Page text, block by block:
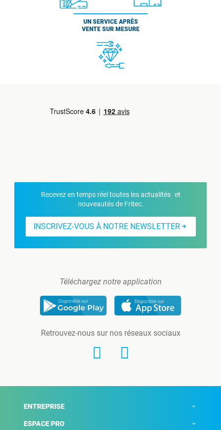
UN SERVICE APRÈS
VENTE SUR MESURE
Recevez en temps réel toutes les actualités et
nouveautés de Fritec.
INSCRIVEZ-VOUS À NOTRE NEWSLETTER
Téléchargez notre application
Retrouvez-nous sur nos réseaux sociaux
ENTREPRISE
ESPACE PRO